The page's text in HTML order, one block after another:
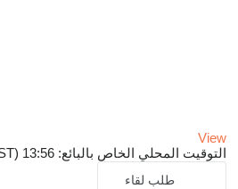
View
التوقيت المحلي الخاص بالبائع: 13:56 (CEST)
طلب لقاء